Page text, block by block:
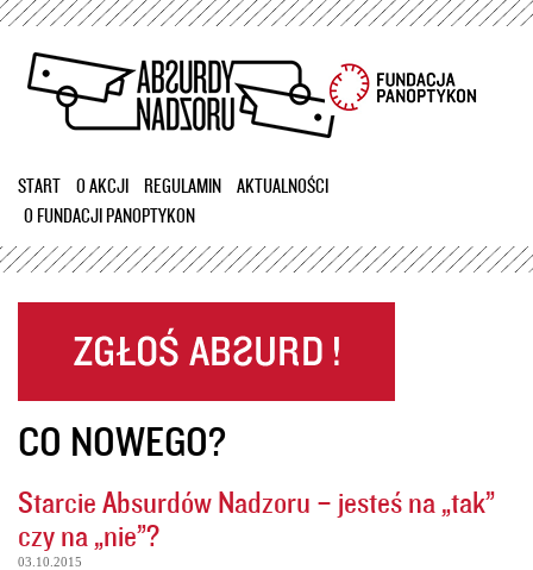
Przejdź
treści
START O AKCJI REGULAMIN
AKTUALNOŚCI
O FUNDACJI PANOPTYKON
CO NOWEGO?
Starcie Absurdów Nadzoru – jesteś na „tak”
czy na „nie”?
03.10.2015